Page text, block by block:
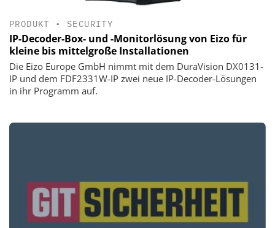
PRODUKT • SECURITY
IP-Decoder-Box- und -Monitorlösung von Eizo für
kleine bis mittelgroße Installationen
Die Eizo Europe GmbH nimmt mit dem DuraVision DX0131-
IP und dem FDF2331W-IP zwei neue IP-Decoder-Lösungen
in ihr Programm auf.